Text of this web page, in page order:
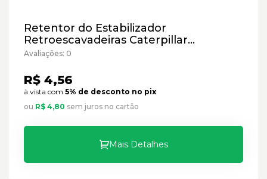
Retentor do Estabilizador
Retroescavadeiras Caterpillar
Cód:6V3213 - Paralelo
Avaliações: 0
R$ 4,56
à vista com 5% de desconto no pix
ou R$ 4,80 sem juros no cartão
Mais Detalhes